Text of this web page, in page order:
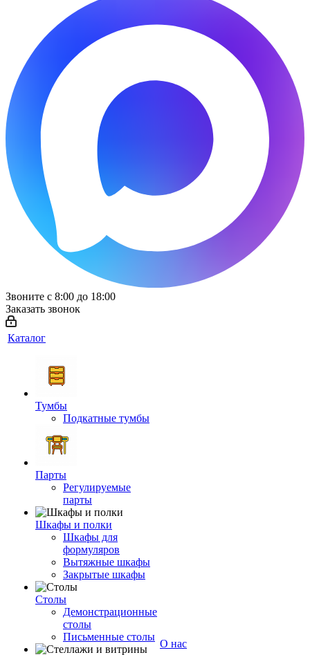
Звоните с 8:00 до 18:00
Заказать звонок
Каталог
Тумбы
Подкатные тумбы
Парты
Регулируемые
парты
Шкафы и полки
Шкафы для
формуляров
Вытяжные шкафы
Закрытые шкафы
Столы
Демонстрационные
столы
Письменные столы
О нас